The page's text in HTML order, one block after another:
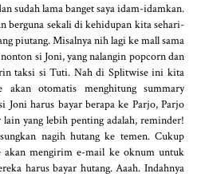
sudah lama banget saya idam-idamkan.
berguna sekali di kehidupan kita sehari-
piutang. Misalnya nih lagi ke mall sama
si Joni, yang nalangin popcorn dan
taksi si Tuti. Nah di Splitwise ini kita
otomatis menghitung summary
Joni harus bayar berapa ke Parjo, Parjo
yang lebih penting adalah, reminder!
nagih hutang ke temen. Cukup
mengirim e-mail ke oknum untuk
harus bayar hutang. Aaah. Indahnya